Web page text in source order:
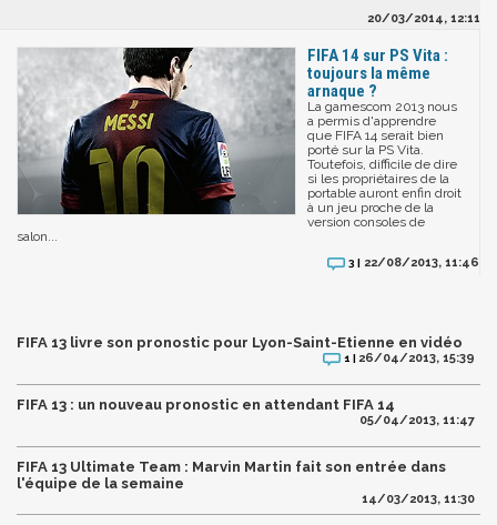
20/03/2014, 12:11
FIFA 14 sur PS Vita :
toujours la même
arnaque ?
La gamescom 2013 nous
a permis d'apprendre
que FIFA 14 serait bien
porté sur la PS Vita.
Toutefois, difficile de dire
si les propriétaires de la
portable auront enfin droit
à un jeu proche de la
version consoles de
salon...
3 | 22/08/2013, 11:46
FIFA 13 livre son pronostic pour Lyon-Saint-Etienne en vidéo
1 | 26/04/2013, 15:39
FIFA 13 : un nouveau pronostic en attendant FIFA 14
05/04/2013, 11:47
FIFA 13 Ultimate Team : Marvin Martin fait son entrée dans
l'équipe de la semaine
14/03/2013, 11:30